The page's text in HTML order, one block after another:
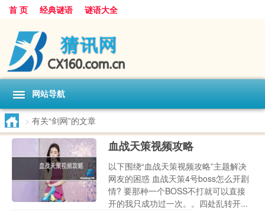
首 页 经典谜语 谜语大全
网站导航
> 有关“剑网”的文章
血战天策视频攻略
以下围绕“血战天策视频攻略”主题解决
网友的困惑 血战天策4号boss怎么开剧
情? 要那种一个BOSS不打就可以直接
开的我只成功过一次。。四处乱转开...